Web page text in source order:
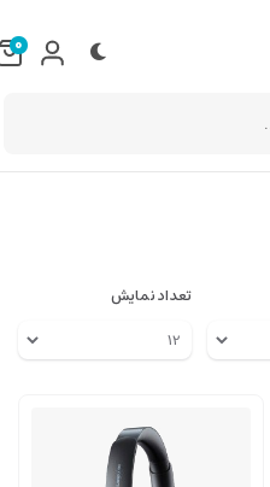
تعداد نمایش
0